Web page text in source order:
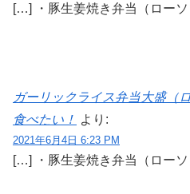
[…] ・豚生姜焼き弁当（ロー
ガーリックライス弁当大盛（
食べたい！ より:
2021年6月4日 6:23 PM
[…] ・豚生姜焼き弁当（ロー